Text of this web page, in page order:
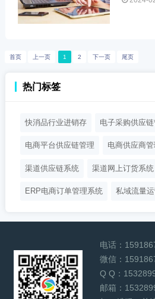
首页 上一页 1 2 下一页 尾页
热门标签
快消品行业进销存 电子采购供应
电商平台供应链管理 电商供应商
渠道供应链系统 渠道网上订货系统
ERP电商订单管理系统 私域流量
电话：
微信：
Q Q：
邮箱：